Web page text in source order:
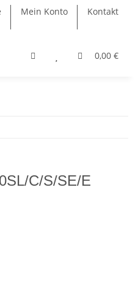
Mein Konto Kontakt
0,00 €
C/S/SE/E